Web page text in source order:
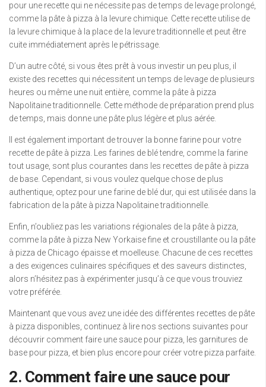
pour une recette qui ne nécessite pas de temps de levage prolongé,
comme la pâte à pizza à la levure chimique. Cette recette utilise de
la levure chimique à la place de la levure traditionnelle et peut être
cuite immédiatement après le pétrissage.
D’un autre côté, si vous êtes prêt à vous investir un peu plus, il
existe des recettes qui nécessitent un temps de levage de plusieurs
heures ou même une nuit entière, comme la pâte à pizza
Napolitaine traditionnelle. Cette méthode de préparation prend plus
de temps, mais donne une pâte plus légère et plus aérée.
Il est également important de trouver la bonne farine pour votre
recette de pâte à pizza. Les farines de blé tendre, comme la farine
tout usage, sont plus courantes dans les recettes de pâte à pizza
de base. Cependant, si vous voulez quelque chose de plus
authentique, optez pour une farine de blé dur, qui est utilisée dans la
fabrication de la pâte à pizza Napolitaine traditionnelle.
Enfin, n’oubliez pas les variations régionales de la pâte à pizza,
comme la pâte à pizza New Yorkaise fine et croustillante ou la pâte
à pizza de Chicago épaisse et moelleuse. Chacune de ces recettes
a des exigences culinaires spécifiques et des saveurs distinctes,
alors n’hésitez pas à expérimenter jusqu’à ce que vous trouviez
votre préférée.
Maintenant que vous avez une idée des différentes recettes de pâte
à pizza disponibles, continuez à lire nos sections suivantes pour
découvrir comment faire une sauce pour pizza, les garnitures de
base pour pizza, et bien plus encore pour créer votre pizza parfaite.
2. Comment faire une sauce pour